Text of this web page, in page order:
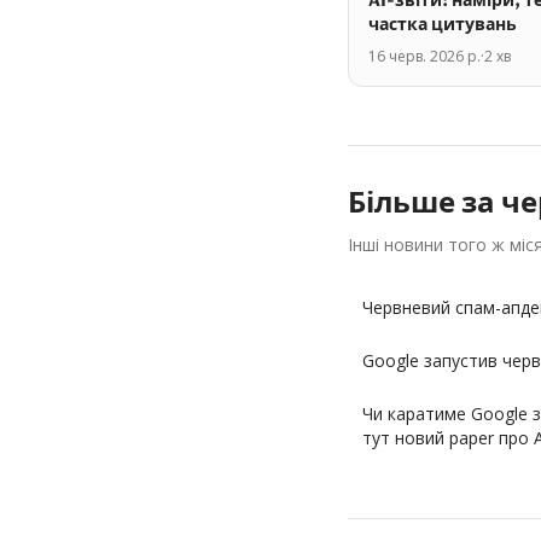
частка цитувань
16 черв. 2026 р.·2хв
Більше за
Інші новини того ж
Червневий спам-
Google запустив
Чи каратиме Google
тут новий paper про